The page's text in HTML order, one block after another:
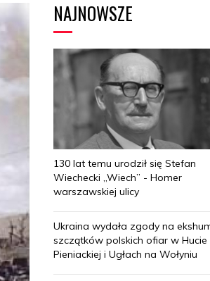
NAJNOWSZE
130 lat temu urodził się Stefan
Wiechecki „Wiech” - Homer
warszawskiej ulicy
Ukraina wydała zgody na
szczątków polskich ofiar w Hucie
Pieniackiej i Ugłach na Wołyniu